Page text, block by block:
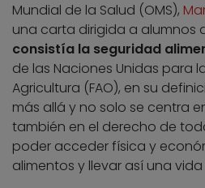
Mundial de la Salud (OMS),
una carta dirigida a alumnos
consistía la seguridad
de las Naciones Unidas para
Agricultura (FAO), en su
más allá y no solo se centra
también en el derecho de
poder acceder física y
alimentos y llevar así una